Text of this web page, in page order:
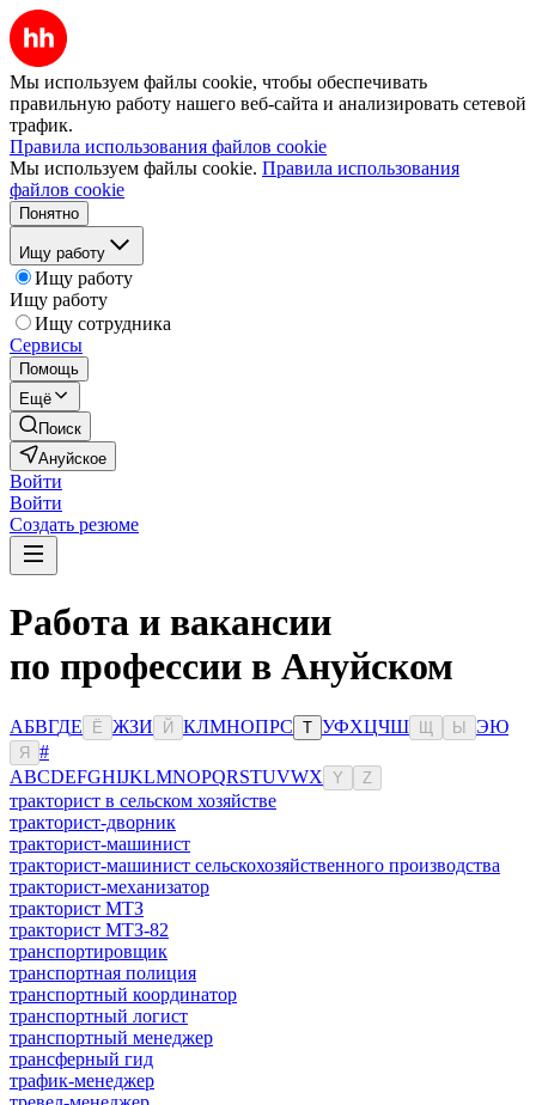
Мы используем файлы cookie, чтобы обеспечивать
правильную работу нашего веб-сайта и анализировать сетевой
трафик.
Правила использования файлов cookie
Мы используем файлы cookie. Правила использования
файлов cookie
Понятно
Ищу работу
Ищу работу
Ищу работу
Ищу сотрудника
Сервисы
Помощь
Ещё
Поиск
Ануйское
Войти
Войти
Создать резюме
Работа и вакансии
по профессии в Ануйском
АБВГДЕ Ё ЖЗИ Й КЛМНОПРС Т УФХЦЧШ Ы ЭЮ
Я
#
ABCDEFGHIJKLMNOPQRSTUVWX Y Z
тракторист в сельском хозяйстве
тракторист-дворник
тракторист-машинист
тракторист-машинист сельскохозяйственного производства
тракторист-механизатор
тракторист МТЗ
тракторист МТЗ-82
транспортировщик
транспортная полиция
транспортный координатор
транспортный логист
транспортный менеджер
трансферный гид
трафик-менеджер